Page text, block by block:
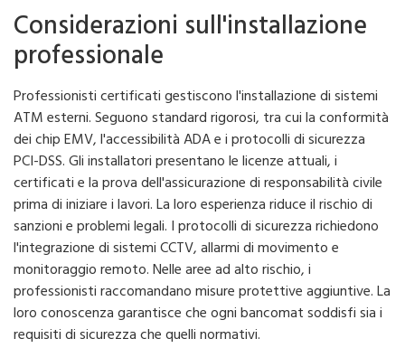
Considerazioni sull'installazione
professionale
Professionisti certificati gestiscono l'installazione di sistemi
ATM esterni. Seguono standard rigorosi, tra cui la conformità
dei chip EMV, l'accessibilità ADA e i protocolli di sicurezza
PCI-DSS. Gli installatori presentano le licenze attuali, i
certificati e la prova dell'assicurazione di responsabilità civile
prima di iniziare i lavori. La loro esperienza riduce il rischio di
sanzioni e problemi legali. I protocolli di sicurezza richiedono
l'integrazione di sistemi CCTV, allarmi di movimento e
monitoraggio remoto. Nelle aree ad alto rischio, i
professionisti raccomandano misure protettive aggiuntive. La
loro conoscenza garantisce che ogni bancomat soddisfi sia i
requisiti di sicurezza che quelli normativi.